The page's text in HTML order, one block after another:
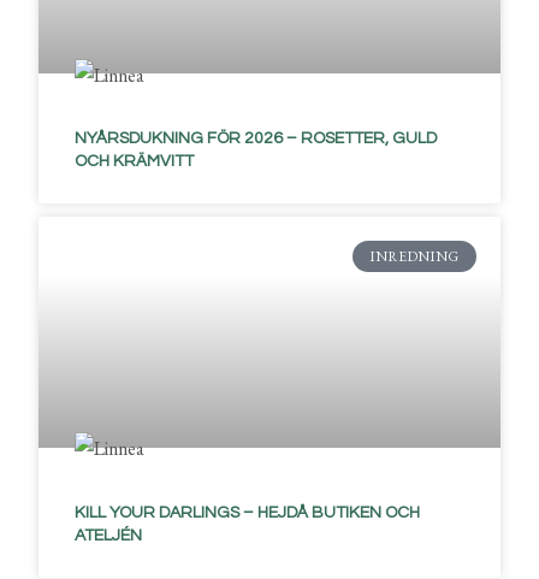
NYÅRSDUKNING FÖR 2026 – ROSETTER, GULD
OCH KRÄMVITT
INREDNING
KILL YOUR DARLINGS – HEJDÅ BUTIKEN OCH
ATELJÉN